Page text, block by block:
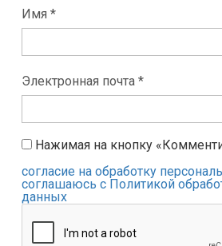
Имя *
Электронная почта *
Нажимая на кнопку
согласие на обработку
соглашаюсь с Политикой
данных